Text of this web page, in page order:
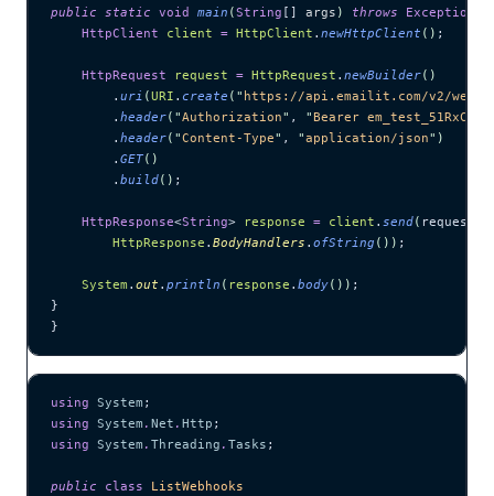
public static void main (String [] args ) throws Exception
    HttpClient
client = HttpClient . newHttpClient () ;
    HttpRequest
request = HttpRequest . newBuilder()
        .
uri (URI . create ( " https://api.emailit.com/v2/
        .
header( "Authorization" , "Bearer
        .
header( "Content-Type" , "application/json" )
        .
GET()
        .
build() ;
    HttpResponse
<String> response = client . send( request,
        HttpResponse
. BodyHandlers . ofString ()) ;
    System
. out . println ( response . body()) ;
}
}
using System ;
using System . Net . Http ;
using System . Threading . Tasks ;
public class ListWebhooks